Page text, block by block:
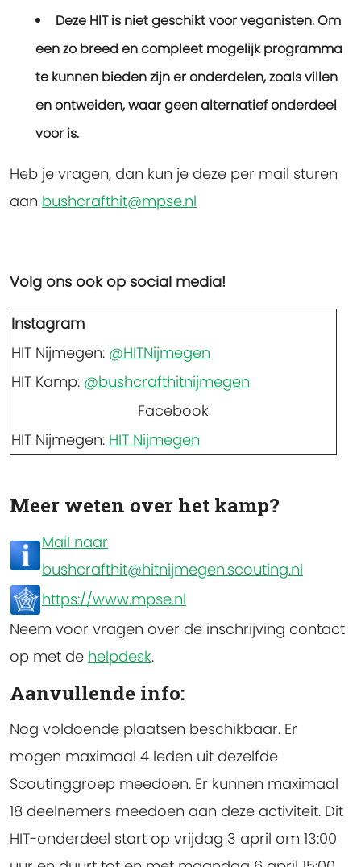
Deze HIT is niet geschikt voor veganisten. Om
een zo breed en compleet mogelijk programma
te kunnen bieden zijn er onderdelen, zoals villen
en ontweiden, waar geen alternatief onderdeel
voor is.
Heb je vragen, dan kun je deze per mail sturen
aan bushcrafthit@mpse.nl
Volg ons ook op social media!
Instagram
HIT Nijmegen: @HITNijmegen
HIT Kamp: @bushcrafthitnijmegen
Facebook
HIT Nijmegen: HIT Nijmegen
Meer weten over het kamp?
Mail naar
bushcrafthit@hitnijmegen.scouting.nl
https://www.mpse.nl
Neem voor vragen over de inschrijving contact
op met de helpdesk.
Aanvullende info:
Nog voldoende plaatsen beschikbaar. Er
mogen maximaal 4 leden uit dezelfde
Scoutinggroep meedoen. Er kunnen maximaal
18 deelnemers meedoen aan deze activiteit. Dit
HIT-onderdeel start op vrijdag 3 april om 13:00